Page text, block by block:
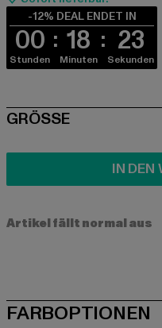
-12% DEAL ENDET IN
00
Stunden
18
Minuten
22
Sekunden
SIZE
GRÖSSE
IN DEN
Artikel fällt normal aus
FARBOPTIONEN